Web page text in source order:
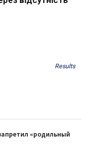
Results
«родильный